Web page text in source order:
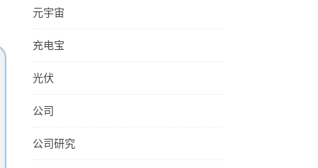
元宇宙
充电宝
光伏
公司
公司研究